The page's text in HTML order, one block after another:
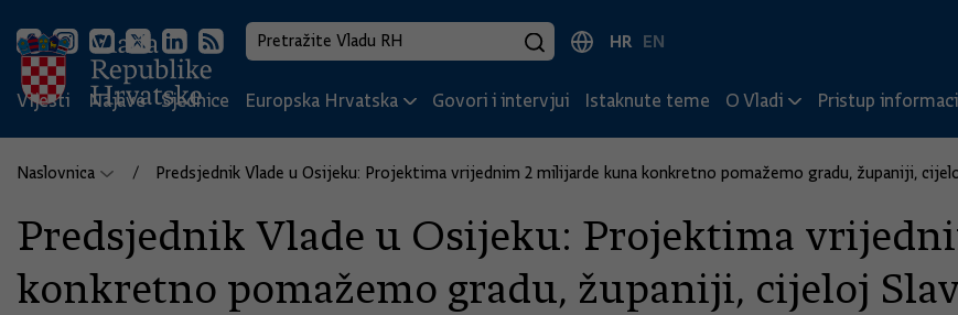
HR EN
Vijesti Najave Sjednice Europska Hrvatska Govori i intervjui Istaknute teme O Vladi Pristup
Naslovnica Predsjednik Vlade u Osijeku: Projektima vrijednim 2 milijarde kuna konkretno pomažemo gradu, županiji,
Predsjednik Vlade u Osijeku: Projektima
konkretno pomažemo gradu, županiji, cijeloj